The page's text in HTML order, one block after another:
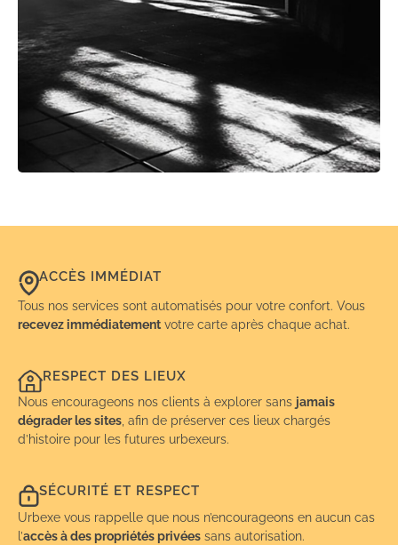
ACCÈS IMMÉDIAT
Tous nos services sont automatisés pour votre confort. Vous
recevez immédiatement votre carte après chaque achat.
RESPECT DES LIEUX
Nous encourageons nos clients à explorer sans jamais
dégrader les sites , afin de préserver ces lieux chargés
d’histoire pour les futures urbexeurs.
SÉCURITÉ ET RESPECT
Urbexe vous rappelle que nous n’encourageons en aucun cas
l’accès à des propriétés privées sans autorisation.